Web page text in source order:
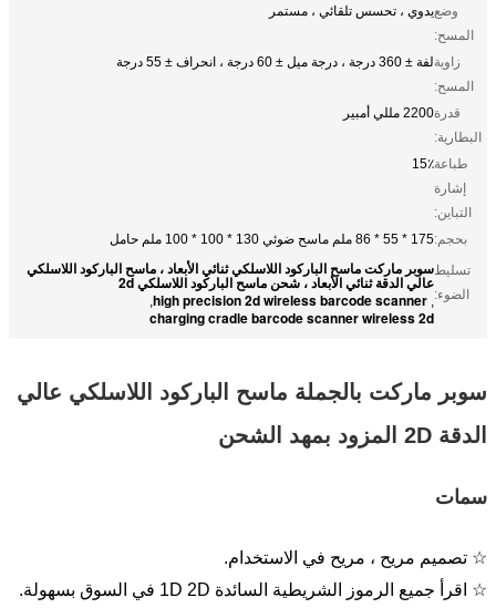
وضع
المسح:
يدوي ، تحسس تلقائي ، مستمر
زاوية
المسح:
لفة ± 360 درجة ، درجة ميل ± 60 درجة ، انحراف ± 55 درجة
قدرة
البطارية:
2200 مللي أمبير
طباعة
إشارة
التباين:
15٪
بحجم:175 * 55 * 86 ملم ماسح ضوئي 130 * 100 * 100 ملم حامل
تسليط
الضوء:
سوبر ماركت ماسح الباركود اللاسلكي ثنائي الأبعاد ، ماسح الباركود اللاسلكي
عالي الدقة ثنائي الأبعاد ، شحن ماسح الباركود اللاسلكي 2d
,
high precision 2d wireless barcode scanner
,
charging cradle barcode scanner wireless 2d
سوبر ماركت بالجملة ماسح الباركود اللاسلكي عالي
الدقة 2D المزود بمهد الشحن
سمات
☆ تصميم مريح ، مريح في الاستخدام.
☆ اقرأ جميع الرموز الشريطية السائدة 1D 2D في السوق بسهولة.